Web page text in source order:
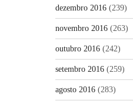
dezembro 2016 (239)
novembro 2016 (263)
outubro 2016 (242)
setembro 2016 (259)
agosto 2016 (283)